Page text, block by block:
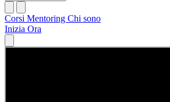
Corsi Mentoring Chi sono
Inizia Ora